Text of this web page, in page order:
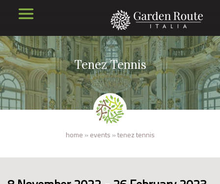
Tenez Tennis
home » events »tenez tennis